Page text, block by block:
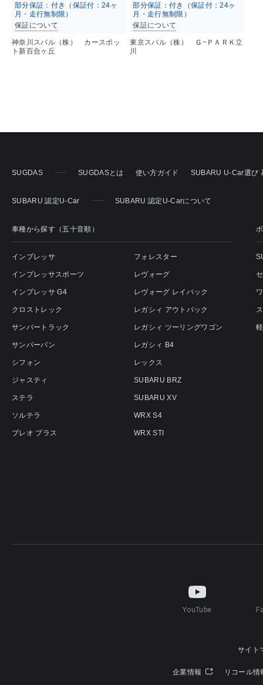
部分保証：付き（保証付：24ヶ
月・走行無制限）
保証について
神奈川スバル（株） カースポッ
ト新百合ヶ丘
部分保証：付き（保証付：24ヶ
月・走行無制限）
保証について
東京スバル（株） Ｇ−ＰＡＲＫ立
川
SUGDAS SUGDASとは 使い方ガイド SUBARU U-Car選び
SUBARU 認定U-Car SUBARU 認定U-Carについて
車種から探す（五十音順）
インプレッサ
インプレッサスポーツ
インプレッサ G4
クロストレック
サンバートラック
サンバーバン
シフォン
ジャスティ
ステラ
ソルテラ
プレオ プラス
フォレスター
レヴォーグ
レヴォーグ レイバック
レガシィ アウトバック
レガシィ ツーリングワゴン
レガシィ B4
レックス
SUBARU BRZ
SUBARU XV
WRX S4
WRX STI
YouTube
サイト
企業情報 リコール